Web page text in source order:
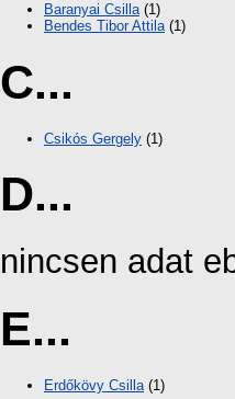
Baranyai Csilla(1)
Bendes Tibor Attila(1)
C...
Csikós Gergely (1)
D...
nincsen adat
E...
Erdőkövy Csilla(1)